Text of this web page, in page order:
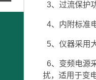
3、过流保护
4、内附标准
5、仪器采用
6、变频电源
扰，适用于变